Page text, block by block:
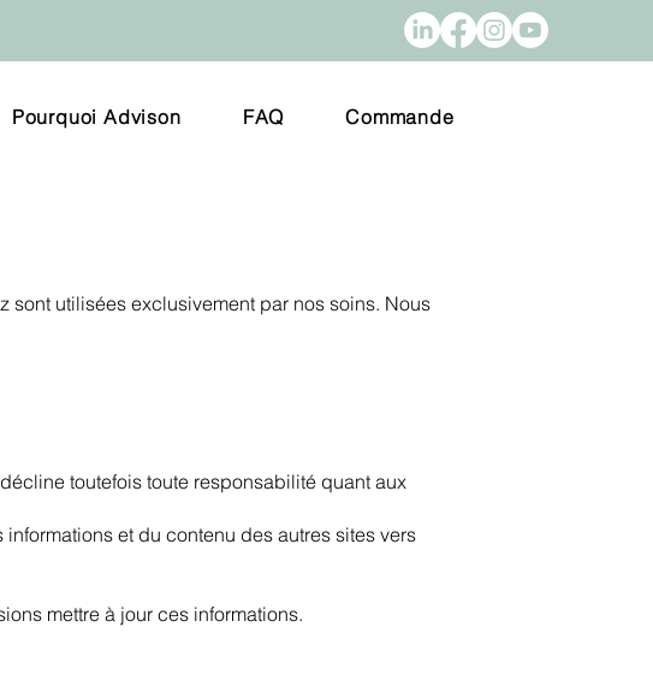
Pourquoi Advison FAQ Commande
sont utilisées exclusivement par nos soins. Nous
toutefois toute responsabilité quant aux
et du contenu des autres sites vers
mettre à jour ces informations.